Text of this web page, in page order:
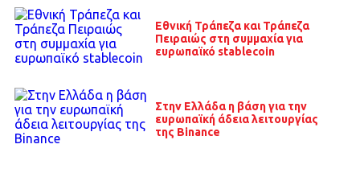
Εθνική Τράπεζα και Τράπεζα
Πειραιώς στη συμμαχία για
ευρωπαϊκό stablecoin
Στην Ελλάδα η βάση για την
ευρωπαϊκή άδεια λειτουργίας
της Binance